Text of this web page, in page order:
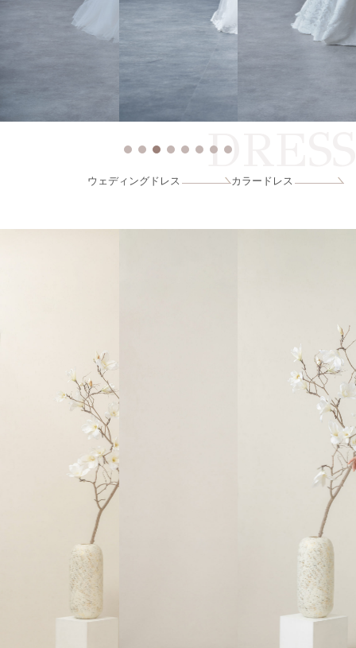
DRESS
ウェディングドレス カラードレス